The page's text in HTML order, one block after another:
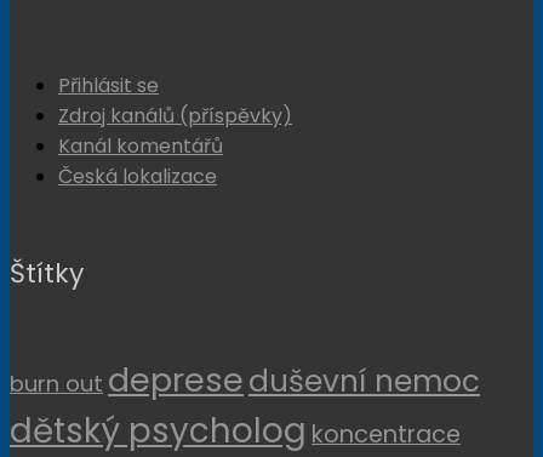
Přihlásit se
Zdroj kanálů (příspěvky)
Kanál komentářů
Česká lokalizace
Štítky
burn out depreseduševní nemoc
dětský psycholog koncentrace